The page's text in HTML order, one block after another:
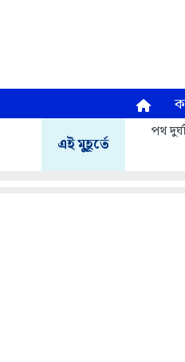
এই মুহূর্তে
পথ